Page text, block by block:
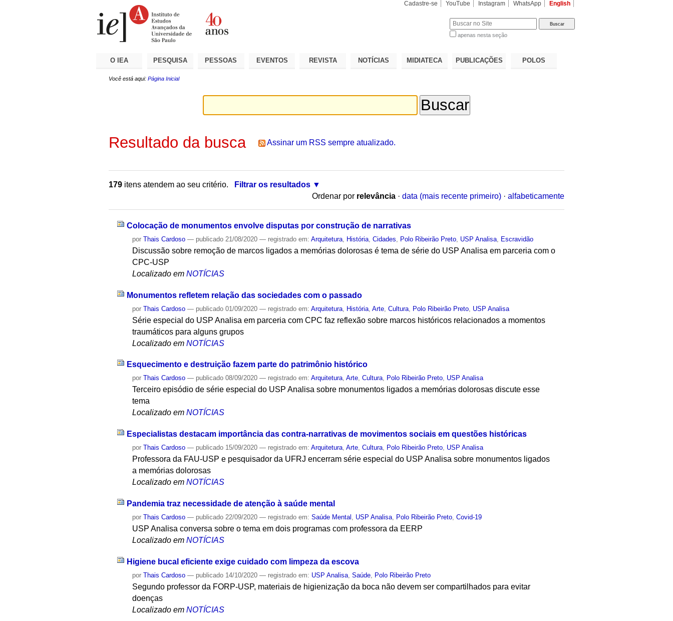
Cadastre-se YouTube Instagram WhatsApp English
apenas nesta seção
O IEA PESQUISA PESSOAS EVENTOS REVISTA NOTÍCIAS MIDIATECA PUBLICAÇÕES POLOS
Você está aqui: Página Inicial
Resultado da busca Assinar um RSS sempre atualizado.
179 itens atendem ao seu critério.
Filtrar os resultados
Ordenar por relevância · data (mais recente primeiro) · alfabeticamente
Colocação de monumentos envolve disputas por construção de narrativas
porThais Cardoso — publicado 21/08/2020— registrado em:Arquitetura História ,Cidades Polo Ribeirão Preto USP Analisa Escravidão
Discussão sobre remoção de marcos ligados a memórias dolorosas é tema de série do USP Analisa em parceria com o
CPC-USP
Localizado em NOTÍCIAS
Monumentos refletem relação das sociedades com o passado
porThais Cardoso — publicado 01/09/2020— registrado em:Arquitetura História ,Arte ,Cultura Polo Ribeirão Preto USP Analisa
Série especial do USP Analisa em parceria com CPC faz reflexão sobre marcos históricos relacionados a momentos
traumáticos para alguns grupos
Localizado em NOTÍCIAS
Esquecimento e destruição fazem parte do patrimônio histórico
porThais Cardoso — publicado 08/09/2020— registrado em:Arquitetura,Arte,Cultura, Polo Ribeirão Preto, USP Analisa
Terceiro episódio de série especial do USP Analisa sobre monumentos ligados a memórias dolorosas discute esse
tema
Localizado em NOTÍCIAS
Especialistas destacam importância das contra-narrativas de movimentos sociais em questões históricas
porThais Cardoso — publicado 15/09/2020— registrado em:Arquitetura,Arte,Cultura, Polo Ribeirão Preto, USP Analisa
Professora da FAU-USP e pesquisador da UFRJ encerram série especial do USP Analisa sobre monumentos ligados
a memórias dolorosas
Localizado em NOTÍCIAS
Pandemia traz necessidade de atenção à saúde mental
porThais Cardoso — publicado 22/09/2020— registrado em:Saúde Mental USP Analisa Polo Ribeirão Preto ,Covid-19
USP Analisa conversa sobre o tema em dois programas com professora da EERP
Localizado em NOTÍCIAS
Higiene bucal eficiente exige cuidado com limpeza da escova
porThais Cardoso — publicado 14/10/2020— registrado em: USP Analisa ,Saúde Polo Ribeirão Preto
Segundo professor da FORP-USP, materiais de higienização da boca não devem ser compartilhados para evitar
doenças
Localizado em NOTÍCIAS